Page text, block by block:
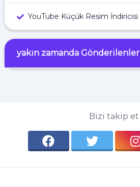
YouTube Küçük Resim İndiricisi
yakın zamanda Gönderilenler
Bizi takip et